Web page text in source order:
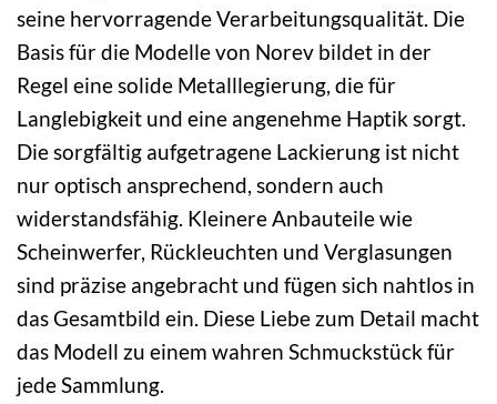
seine hervorragende Verarbeitungsqualität. Die
Basis für die Modelle von Norev bildet in der
Regel eine solide Metalllegierung, die für
Langlebigkeit und eine angenehme Haptik sorgt.
Die sorgfältig aufgetragene Lackierung ist nicht
nur optisch ansprechend, sondern auch
widerstandsfähig. Kleinere Anbauteile wie
Scheinwerfer, Rückleuchten und Verglasungen
sind präzise angebracht und fügen sich nahtlos in
das Gesamtbild ein. Diese Liebe zum Detail macht
das Modell zu einem wahren Schmuckstück für
jede Sammlung.